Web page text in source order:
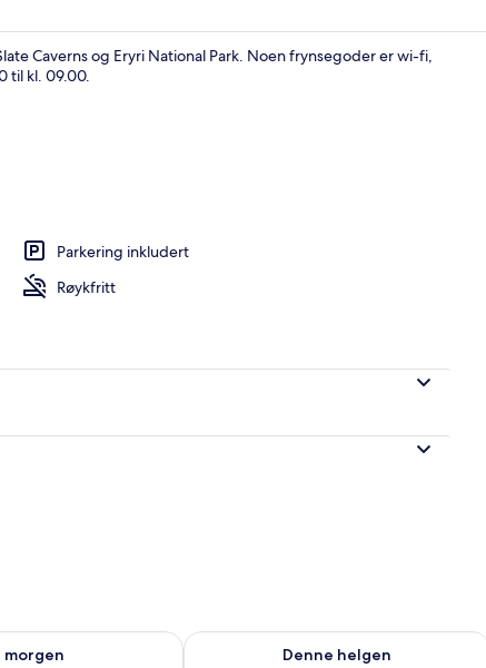
Økonomi-
Caverns og Eryri National Park. Noen frynsegoder er wi-fi,
til kl. 09.00.
Parkering inkludert
Røykfritt
morgen
for i morgen, aug. 10 - aug. 11
Denne helgen
Sjekk tilgjengelighet for denne helgen,